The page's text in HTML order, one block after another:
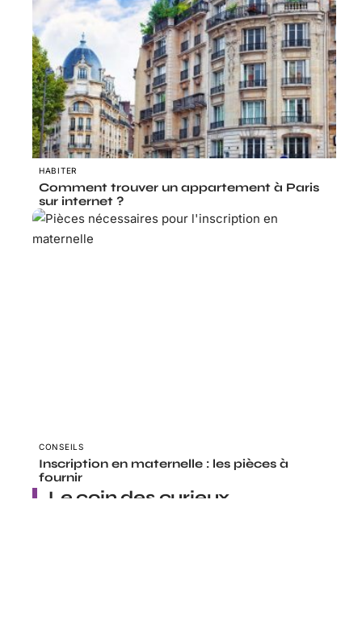
HABITER
Comment trouver un appartement à Paris
sur internet ?
CONSEILS
Inscription en maternelle : les pièces à
fournir
Le coin des curieux